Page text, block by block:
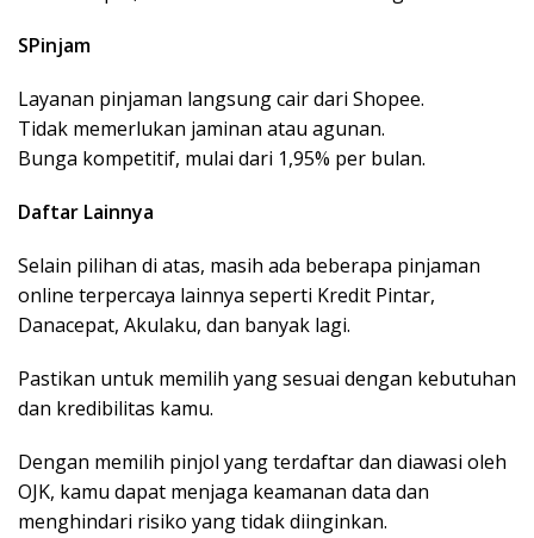
SPinjam
Layanan pinjaman langsung cair dari Shopee.
Tidak memerlukan jaminan atau agunan.
Bunga kompetitif, mulai dari 1,95% per bulan.
Daftar Lainnya
Selain pilihan di atas, masih ada beberapa pinjaman
online terpercaya lainnya seperti Kredit Pintar,
Danacepat, Akulaku, dan banyak lagi.
Pastikan untuk memilih yang sesuai dengan kebutuhan
dan kredibilitas kamu.
Dengan memilih pinjol yang terdaftar dan diawasi oleh
OJK, kamu dapat menjaga keamanan data dan
menghindari risiko yang tidak diinginkan.